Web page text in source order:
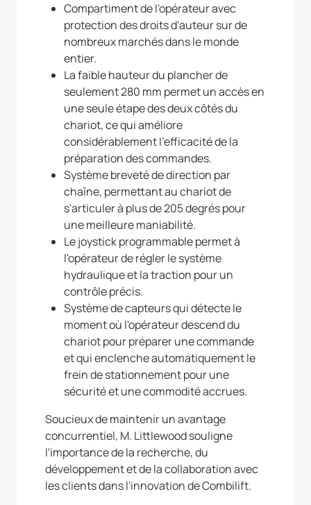
Compartiment de l'opérateur avec
protection des droits d'auteur sur de
nombreux marchés dans le monde
entier.
La faible hauteur du plancher de
seulement 280 mm permet un accès en
une seule étape des deux côtés du
chariot, ce qui améliore
considérablement l'efficacité de la
préparation des commandes.
Système breveté de direction par
chaîne, permettant au chariot de
s'articuler à plus de 205 degrés pour
une meilleure maniabilité.
Le joystick programmable permet à
l'opérateur de régler le système
hydraulique et la traction pour un
contrôle précis.
Système de capteurs qui détecte le
moment où l'opérateur descend du
chariot pour préparer une commande
et qui enclenche automatiquement le
frein de stationnement pour une
sécurité et une commodité accrues.
Soucieux de maintenir un avantage
concurrentiel, M. Littlewood souligne
l'importance de la recherche, du
développement et de la collaboration avec
les clients dans l'innovation de Combilift.